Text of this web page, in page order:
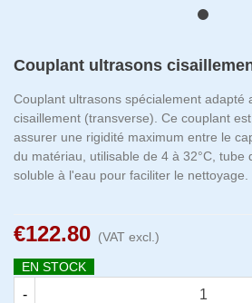
Couplant ultrasons
Couplant ultrasons spécialement adapté
cisaillement (transverse). Ce couplant
assurer une rigidité maximum entre le
du matériau, utilisable de 4 à 32°C, tube
soluble à l'eau pour faciliter le nettoyage.
€122.80 (VAT excl.)
EN STOCK
-